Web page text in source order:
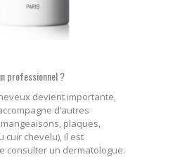
professionnel ?
devient importante,
d’autres
plaques,
cuir chevelu), il est
consulter un dermatologue.